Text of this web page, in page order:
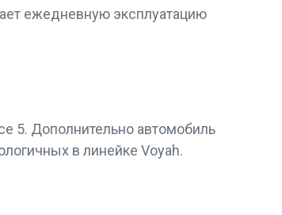
ежедневную эксплуатацию
5. Дополнительно автомобиль
в линейке Voyah.